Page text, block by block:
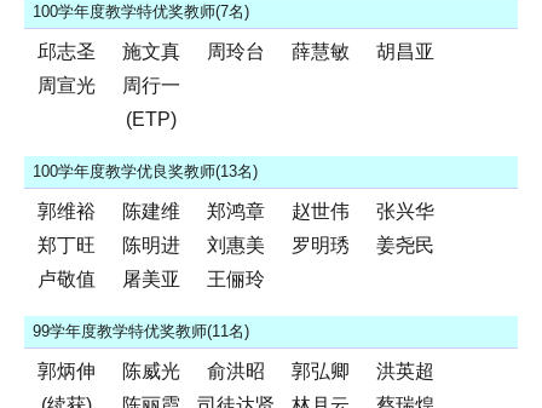
100学年度教学特优奖教师(7名)
邱志圣 施文真 周玲台 薛慧敏
胡昌亚
周宣光
周行一
(ETP)
100学年度教学优良奖教师(13名)
郭维裕 陈建维 郑鸿章 赵世伟
张兴华
郑丁旺
陈明进 刘惠美 罗明琇
姜尧民
卢敬值
屠美亚 王俪玲
99学年度教学特优奖教师(11名)
郭炳伸
陈威光 俞洪昭 郭弘卿
洪英超